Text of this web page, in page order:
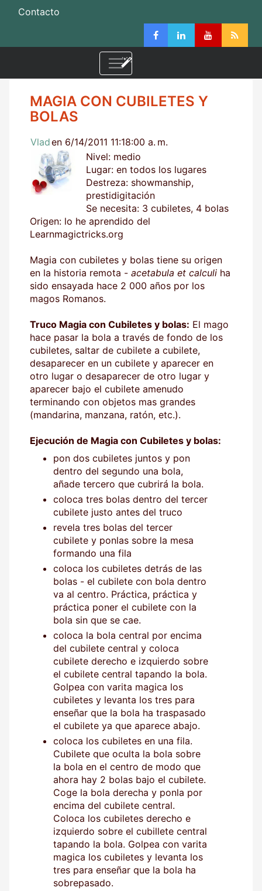
Contacto
MAGIA CON CUBILETES Y
BOLAS
Vladen 6/14/2011 11:18:00 a. m.
Nivel: medio
Lugar: en todos los lugares
Destreza: showmanship,
prestidigitación
Se necesita: 3 cubiletes, 4 bolas
Origen: lo he aprendido del
Learnmagictricks.org
Magia con cubiletes y bolas tiene su origen
en la historia remota - acetabula et calculi ha
sido ensayada hace 2 000 años por los
magos Romanos.
Truco Magia con Cubiletes y bolas: El mago
hace pasar la bola a través de fondo de los
cubiletes, saltar de cubilete a cubilete,
desaparecer en un cubilete y aparecer en
otro lugar o desaparecer de otro lugar y
aparecer bajo el cubilete amenudo
terminando con objetos mas grandes
(mandarina, manzana, ratón, etc.).
Ejecución de Magia con Cubiletes y bolas:
pon dos cubiletes juntos y pon
dentro del segundo una bola,
añade tercero que cubrirá la bola.
coloca tres bolas dentro del tercer
cubilete justo antes del truco
revela tres bolas del tercer
cubilete y ponlas sobre la mesa
formando una fila
coloca los cubiletes detrás de las
bolas - el cubilete con bola dentro
va al centro. Práctica, práctica y
práctica poner el cubilete con la
bola sin que se cae.
coloca la bola central por encima
del cubilete central y coloca
cubilete derecho e izquierdo sobre
el cubilete central tapando la bola.
Golpea con varita magica los
cubiletes y levanta los tres para
enseñar que la bola ha traspasado
el cubilete ya que aparece abajo.
coloca los cubiletes en una fila.
Cubilete que oculta la bola sobre
la bola en el centro de modo que
ahora hay 2 bolas bajo el cubilete.
Coge la bola derecha y ponla por
encima del cubilete central.
Coloca los cubiletes derecho e
izquierdo sobre el cubillete central
tapando la bola. Golpea con varita
magica los cubiletes y levanta los
tres para enseñar que la bola ha
sobrepasado.